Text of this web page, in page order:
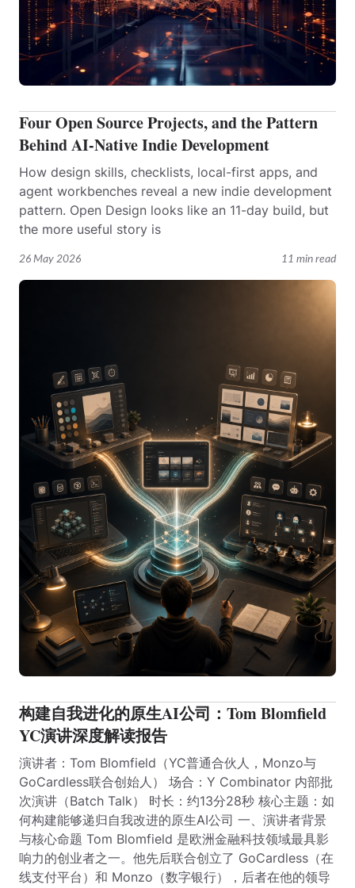
26 May 2026 11 min read
Four Open Source Projects, and the Pattern
Behind AI-Native Indie Development
How design skills, checklists, local-first apps, and
agent workbenches reveal a new indie development
pattern. Open Design looks like an 11-day build, but
the more useful story is
构建自我进化的原生AI公司：Tom Blomfield
YC演讲深度解读报告
演讲者：Tom Blomfield（YC普通合伙人，Monzo与
GoCardless联合创始人） 场合：Y Combinator 内部批
次演讲（Batch Talk） 时长：约13分28秒 核心主题：如
何构建能够递归自我改进的原生AI公司 一、演讲者背景
与核心命题 Tom Blomfield 是欧洲金融科技领域最具影
响力的创业者之一。他先后联合创立了 GoCardless（在
线支付平台）和 Monzo（数字银行），后者在他的领导